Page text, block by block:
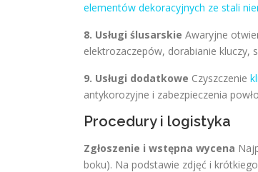
elementów dekoracyjnych ze stali
8. Usługi ślusarskie Awaryjne
elektrozaczepów, dorabianie kluczy,
9. Usługi dodatkowe Czyszczenie
antykorozyjne i zabezpieczenia
Procedury i logistyka
Zgłoszenie i wstępna wycena
boku). Na podstawie zdjęć i